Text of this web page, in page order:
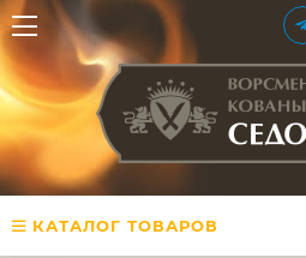
КАТАЛОГ ТОВАРОВ